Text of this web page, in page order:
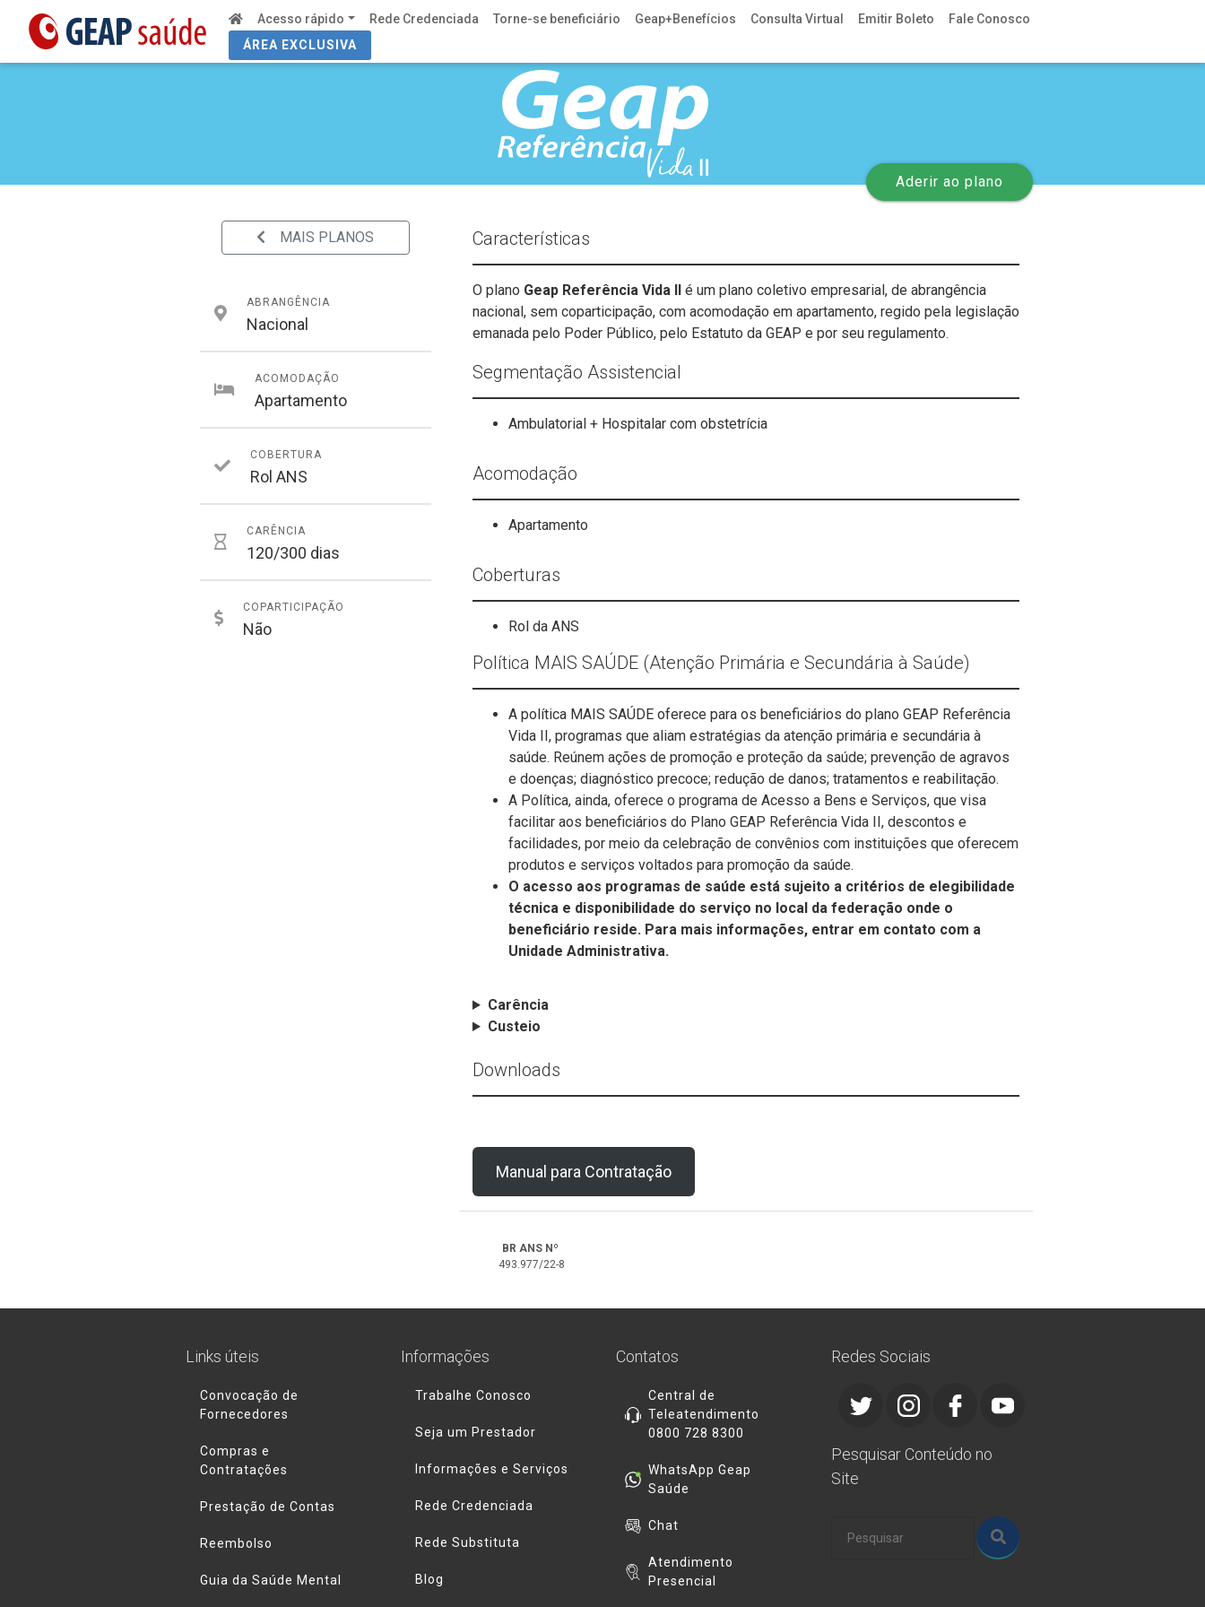
Acesso rápido Rede Credenciada Torne-se beneficiário Geap+Benefícios Consulta Virtual Emitir Boleto
Fale Conosco
ÁREA EXCLUSIVA
Aderir ao plano
MAIS PLANOS
ABRANGÊNCIA
Nacional
ACOMODAÇÃO
Apartamento
COBERTURA
Rol ANS
CARÊNCIA
120/300 dias
COPARTICIPAÇÃO
Não
Características
O plano Geap Referência Vida II é um plano coletivo empresarial, de abrangência
nacional, sem coparticipação, com acomodação em apartamento, regido pela legislação
emanada pelo Poder Público, pelo Estatuto da GEAP e por seu regulamento.
Segmentação Assistencial
Ambulatorial + Hospitalar com obstetrícia
Acomodação
Apartamento
Coberturas
Rol da ANS
Política MAIS SAÚDE (Atenção Primária e Secundária à Saúde)
A política MAIS SAÚDE oferece para os beneficiários do plano GEAP Referência
Vida II, programas que aliam estratégias da atenção primária e secundária à
saúde. Reúnem ações de promoção e proteção da saúde; prevenção de agravos
e doenças; diagnóstico precoce; redução de danos; tratamentos e reabilitação.
A Política, ainda, oferece o programa de Acesso a Bens e Serviços, que visa
facilitar aos beneficiários do Plano GEAP Referência Vida II, descontos e
facilidades, por meio da celebração de convênios com instituições que oferecem
produtos e serviços voltados para promoção da saúde.
O acesso aos programas de saúde está sujeito a critérios de elegibilidade
técnica e disponibilidade do serviço no local da federação onde o
beneficiário reside. Para mais informações, entrar em contato com a
Unidade Administrativa.
Carência
Custeio
Downloads
Manual para Contratação
BR ANS Nº
493.977/22-8
Links úteis
Convocação de
Fornecedores
Compras e
Contratações
Prestação de Contas
Reembolso
Guia da Saúde Mental
Informações
Trabalhe Conosco
Seja um Prestador
Informações e Serviços
Rede Credenciada
Rede Substituta
Blog
Contatos
Central de
Teleatendimento
0800 728 8300
WhatsApp Geap
Saúde
Chat
Atendimento
Presencial
Redes Sociais
Pesquisar Conteúdo no
Site